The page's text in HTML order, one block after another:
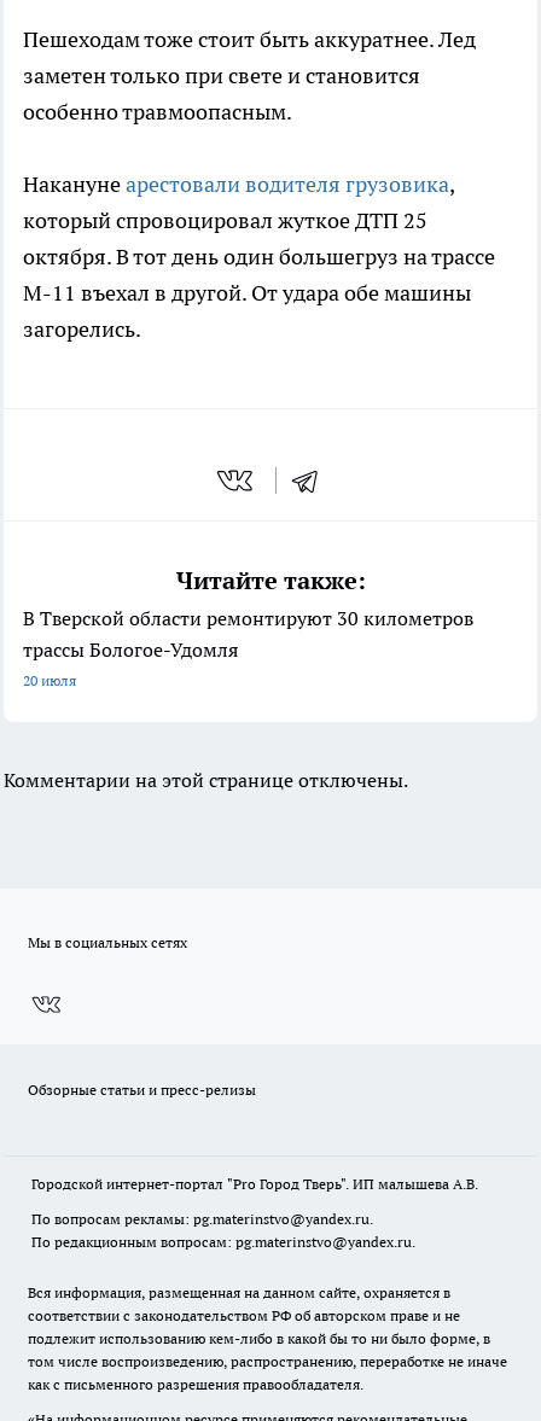
Пешеходам тоже стоит быть аккуратнее. Лед
заметен только при свете и становится
особенно травмоопасным.
Наканунеарестовали водителя грузовика,
который спровоцировал жуткое ДТП 25
октября. В тот день один большегруз на трассе
М-11 въехал в другой. От удара обе машины
загорелись.
Читайте также:
В Тверской области ремонтируют 30 километров
трассы Бологое-Удомля
20 июля
Комментарии на этой странице отключены.
Мы в социальных сетях
Обзорные статьи и пресс-релизы
Городской интернет-портал "Pro Город Тверь". ИП малышева А.В.
По вопросам рекламы: pg.materinstvo@yandex.ru.
По редакционным вопросам: pg.materinstvo@yandex.ru.
Вся информация, размещенная на данном сайте, охраняется в
соответствии с законодательством РФ об авторском праве и не
подлежит использованию кем-либо в какой бы то ни было форме, в
том числе воспроизведению, распространению, переработке не иначе
как с письменного разрешения правообладателя.